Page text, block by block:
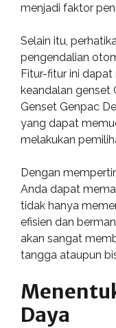
menjadi faktor
Selain itu,
pengendalian
Fitur-fitur ini
keandalan genset
Genset Genpac
yang dapat
melakukan
Dengan
Anda dapat
tidak hanya
efisien dan
akan sangat
tangga ataupun
Daya